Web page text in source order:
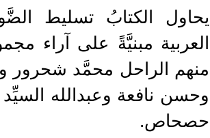
يحاول الكتابُ تسليط
العربية مبنيَّةً على آراء
منهم الراحل محمَّد شحرور
وحسن نافعة وعبدالله
حصحاص.